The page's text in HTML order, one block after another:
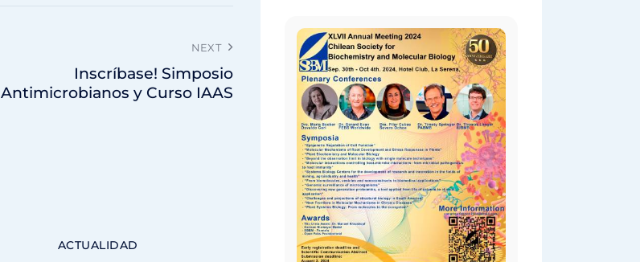
NEXT
Inscríbase! Simposio
Antimicrobianos y Curso IAAS
ACTUALIDAD